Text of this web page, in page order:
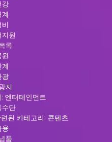
강
계
비
지원
록
원
계
광
지
엔터테인먼트
수단
된 카테고리: 콘텐츠
융
품